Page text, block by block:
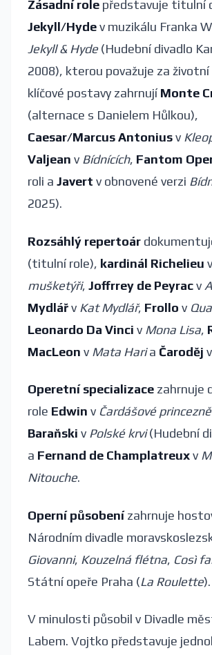
Zásadní role představuje titulní
Jekyll/Hydev muzikálu Franka
Jekyll & Hyde(Hudební divadlo
2008), kterou považuje za životní
klíčové postavy zahrnujíMonte
(alternace s Danielem Hůlkou),
Caesar/Marcus Antoniusv
Valjean v Bídnících, Fantom
roli a Javert v obnovené verzi
2025).
Rozsáhlý repertoár
(titulní role), kardinál Richelieu v
mušketýři, Joffrrey de Peyracv
Mydlářv Kat Mydlář, Frollo v
Leonardo Da Vinci v Mona Lisa,
MacLeon v Mata Haria Čaroděj v
Operetní specializace zahrnuje
role Edwin v Čardášové princezně
Baraňski v Polské krvi(Hudební
a Fernand de Champlatreuxv
Nitouche.
Operní působenízahrnuje
Národním divadle
Giovanni, Kouzelná flétna, Così
Státní opeře Praha (La Roulette).
V minulosti působil v Divadle
Labem. Vojtko představuje